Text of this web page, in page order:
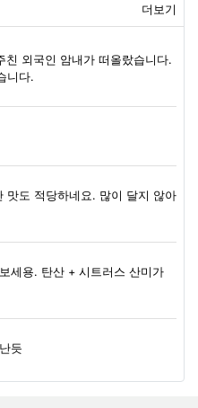
더보기
외국인 암내가 떠올랐습니다.
니다.
맛도 적당하네요. 많이 달지 않아
세용. 탄산 + 시트러스 산미가
듯